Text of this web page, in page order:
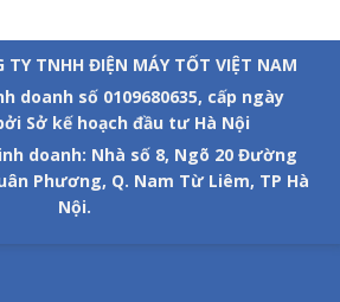
TY TNHH ĐIỆN MÁY TỐT VIỆT NAM
doanh số 0109680635, cấp ngày
Sở kế hoạch đầu tư Hà Nội
doanh: Nhà số 8, Ngõ 20 Đường
Phương, Q. Nam Từ Liêm, TP Hà
Nội.